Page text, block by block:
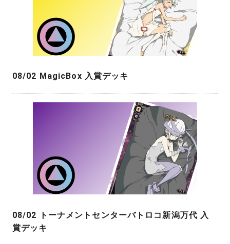
08/02 MagicBox 入賞デッキ
08/02 トーナメントセンターバトロコ新潟万代 入
賞デッキ